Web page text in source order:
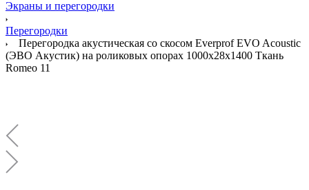
Экраны и перегородки
Перегородки
Перегородка акустическая со скосом Everprof EVO Acoustic
(ЭВО Акустик) на роликовых опорах 1000х28х1400 Ткань
Romeo 11